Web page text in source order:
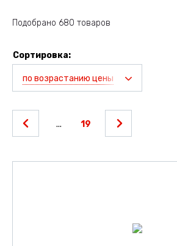
Подобрано 680 товаров
Сортировка:
по возрастанию цены
... 19